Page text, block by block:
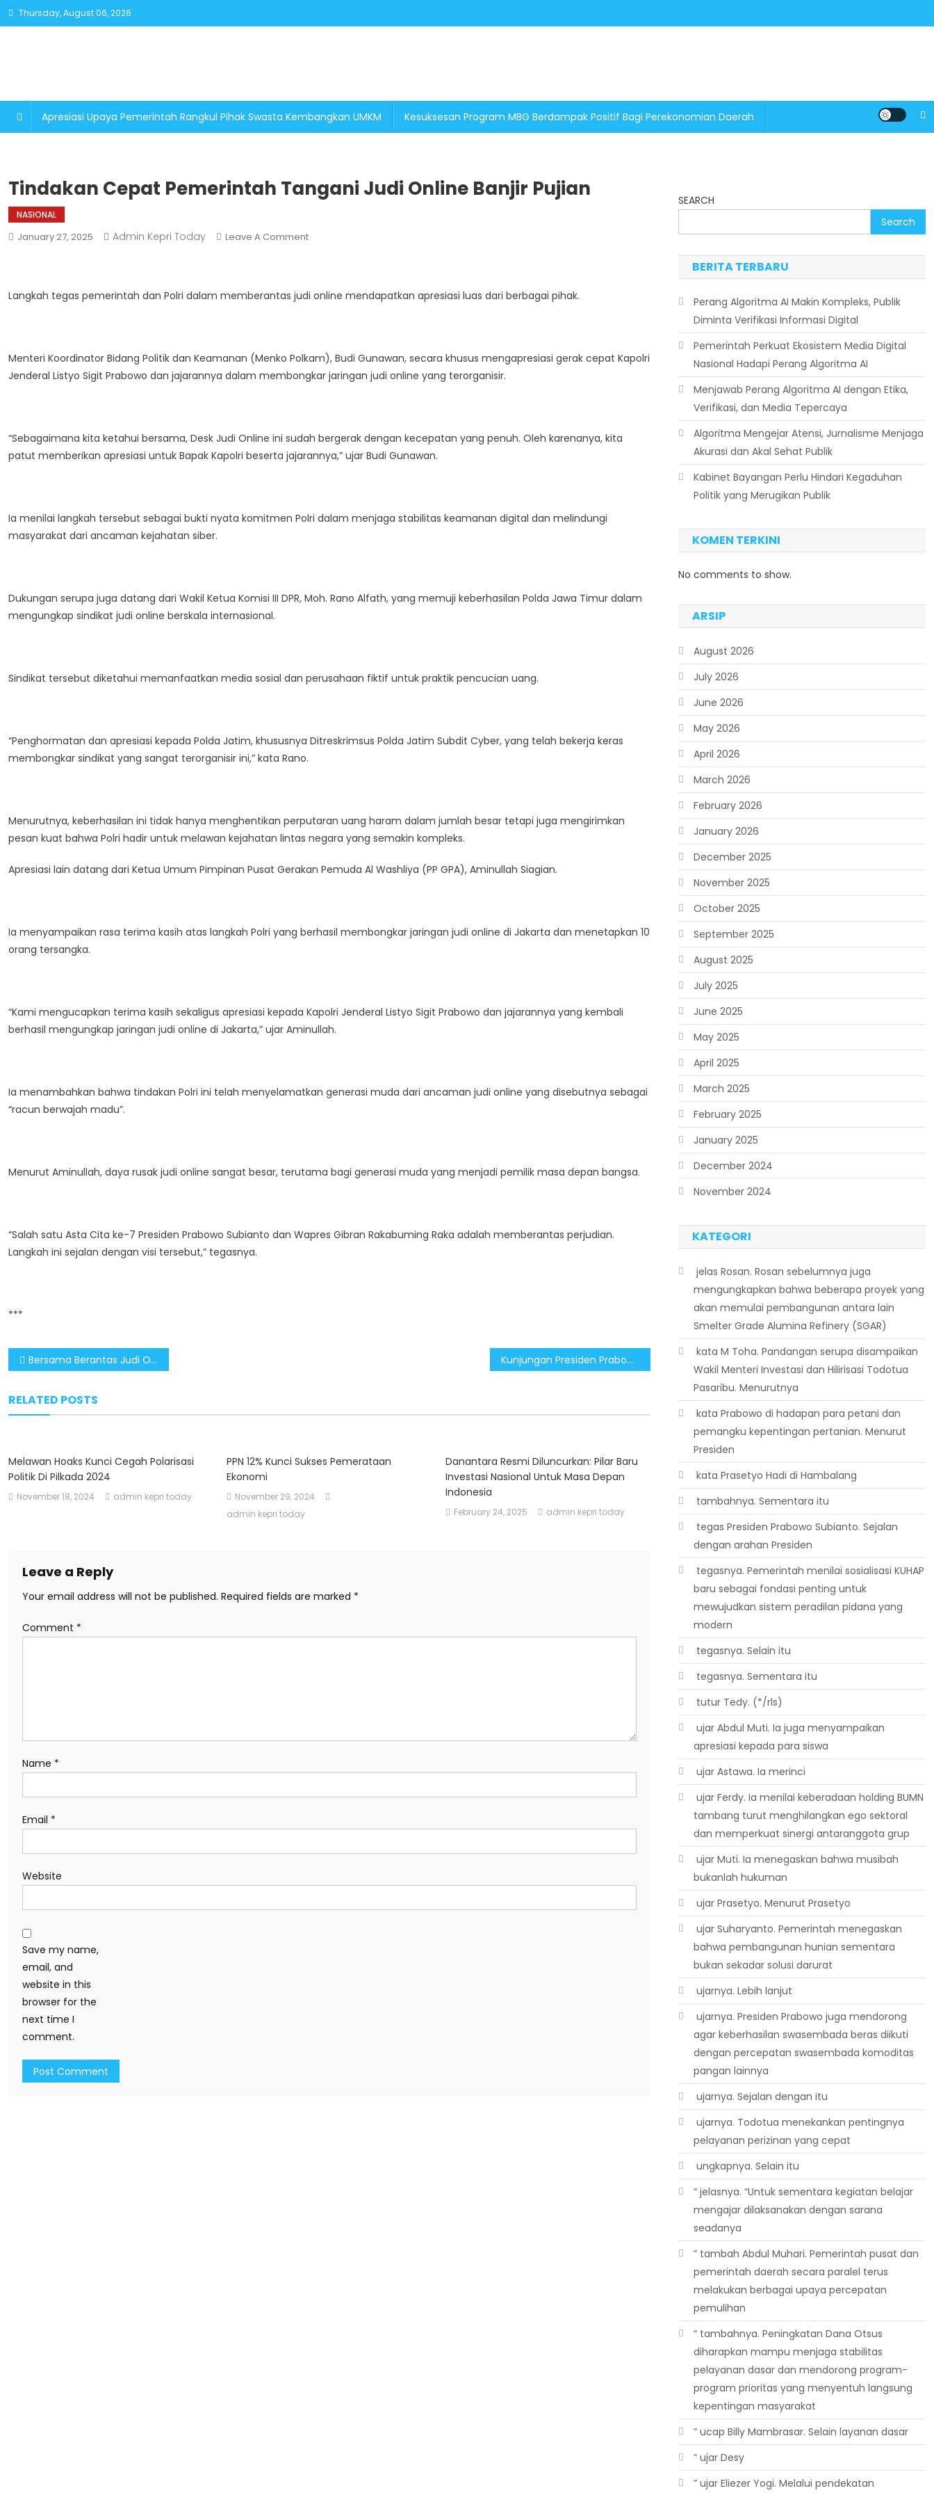
Skip
to
Thursday, August 06, 2026
Apresiasi Upaya Pemerintah Rangkul Pihak Swasta Kembangkan UMKM Kesuksesan Program MBG Berdampak Positif Bagi Perekonomian Daerah
Tindakan Cepat Pemerintah Tangani Judi Online Banjir Pujian
NASIONAL
January 27, 2025 Admin Kepri Today Leave A CommentOn
Tangani
Pujian
Langkah tegas pemerintah dan Polri dalam memberantas judi online mendapatkan apresiasi luas dari berbagai pihak.
Menteri Koordinator Bidang Politik dan Keamanan (Menko Polkam), Budi Gunawan, secara khusus mengapresiasi gerak cepat Kapolri
Jenderal Listyo Sigit Prabowo dan jajarannya dalam membongkar jaringan judi online yang terorganisir.
“Sebagaimana kita ketahui bersama, Desk Judi Online ini sudah bergerak dengan kecepatan yang penuh. Oleh karenanya, kita
patut memberikan apresiasi untuk Bapak Kapolri beserta jajarannya,” ujar Budi Gunawan.
Ia menilai langkah tersebut sebagai bukti nyata komitmen Polri dalam menjaga stabilitas keamanan digital dan melindungi
masyarakat dari ancaman kejahatan siber.
Dukungan serupa juga datang dari Wakil Ketua Komisi III DPR, Moh. Rano Alfath, yang memuji keberhasilan Polda Jawa Timur dalam
mengungkap sindikat judi online berskala internasional.
Sindikat tersebut diketahui memanfaatkan media sosial dan perusahaan fiktif untuk praktik pencucian uang.
“Penghormatan dan apresiasi kepada Polda Jatim, khususnya Ditreskrimsus Polda Jatim Subdit Cyber, yang telah bekerja keras
membongkar sindikat yang sangat terorganisir ini,” kata Rano.
Menurutnya, keberhasilan ini tidak hanya menghentikan perputaran uang haram dalam jumlah besar tetapi juga mengirimkan
pesan kuat bahwa Polri hadir untuk melawan kejahatan lintas negara yang semakin kompleks.
Apresiasi lain datang dari Ketua Umum Pimpinan Pusat Gerakan Pemuda Al Washliya (PP GPA), Aminullah Siagian.
Ia menyampaikan rasa terima kasih atas langkah Polri yang berhasil membongkar jaringan judi online di Jakarta dan menetapkan 10
orang tersangka.
“Kami mengucapkan terima kasih sekaligus apresiasi kepada Kapolri Jenderal Listyo Sigit Prabowo dan jajarannya yang kembali
berhasil mengungkap jaringan judi online di Jakarta,” ujar Aminullah.
Ia menambahkan bahwa tindakan Polri ini telah menyelamatkan generasi muda dari ancaman judi online yang disebutnya sebagai
“racun berwajah madu”.
Menurut Aminullah, daya rusak judi online sangat besar, terutama bagi generasi muda yang menjadi pemilik masa depan bangsa.
“Salah satu Asta Cita ke-7 Presiden Prabowo Subianto dan Wapres Gibran Rakabuming Raka adalah memberantas perjudian.
Langkah ini sejalan dengan visi tersebut,” tegasnya.
***
Post
Bersama Berantas Judi Online, Pemerintah Rangkul Berbagai Pihak Tingkatkan Pengawasan Konten Digital Kunjungan Presiden Prabowo ke India Hasilkan Berbagai Kesepakatan Strategis
RELATED POSTS
Melawan Hoaks Kunci Cegah Polarisasi
Politik Di Pilkada 2024
November 18, 2024 admin kepri today
PPN 12% Kunci Sukses Pemerataan
Ekonomi
November 29, 2024
admin kepri today
Danantara Resmi Diluncurkan: Pilar Baru
Investasi Nasional Untuk Masa Depan
Indonesia
February 24, 2025 admin kepri today
Leave a Reply
Your email address will not be published. Required fields are marked *
Comment *
Name *
Email *
Website
Save my name,
email, and
website in this
browser for the
next time I
comment.
SEARCH
Search
BERITA TERBARU
Perang Algoritma AI Makin Kompleks, Publik
Diminta Verifikasi Informasi Digital
Pemerintah Perkuat Ekosistem Media Digital
Nasional Hadapi Perang Algoritma AI
Menjawab Perang Algoritma AI dengan Etika,
Verifikasi, dan Media Tepercaya
Algoritma Mengejar Atensi, Jurnalisme Menjaga
Akurasi dan Akal Sehat Publik
Kabinet Bayangan Perlu Hindari Kegaduhan
Politik yang Merugikan Publik
KOMEN TERKINI
No comments to show.
ARSIP
August 2026
July 2026
June 2026
May 2026
April 2026
March 2026
February 2026
January 2026
December 2025
November 2025
October 2025
September 2025
August 2025
July 2025
June 2025
May 2025
April 2025
March 2025
February 2025
January 2025
December 2024
November 2024
KATEGORI
 jelas Rosan. Rosan sebelumnya juga
mengungkapkan bahwa beberapa proyek yang
akan memulai pembangunan antara lain
Smelter Grade Alumina Refinery (SGAR)
 kata M Toha. Pandangan serupa disampaikan
Wakil Menteri Investasi dan Hilirisasi Todotua
Pasaribu. Menurutnya
 kata Prabowo di hadapan para petani dan
pemangku kepentingan pertanian. Menurut
Presiden
 kata Prasetyo Hadi di Hambalang
 tambahnya. Sementara itu
 tegas Presiden Prabowo Subianto. Sejalan
dengan arahan Presiden
 tegasnya. Pemerintah menilai sosialisasi KUHAP
baru sebagai fondasi penting untuk
mewujudkan sistem peradilan pidana yang
modern
 tegasnya. Selain itu
 tegasnya. Sementara itu
 tutur Tedy. (*/rls)
 ujar Abdul Muti. Ia juga menyampaikan
apresiasi kepada para siswa
 ujar Astawa. Ia merinci
 ujar Ferdy. Ia menilai keberadaan holding BUMN
tambang turut menghilangkan ego sektoral
dan memperkuat sinergi antaranggota grup
 ujar Muti. Ia menegaskan bahwa musibah
bukanlah hukuman
 ujar Prasetyo. Menurut Prasetyo
 ujar Suharyanto. Pemerintah menegaskan
bahwa pembangunan hunian sementara
bukan sekadar solusi darurat
 ujarnya. Lebih lanjut
 ujarnya. Presiden Prabowo juga mendorong
agar keberhasilan swasembada beras diikuti
dengan percepatan swasembada komoditas
pangan lainnya
 ujarnya. Sejalan dengan itu
 ujarnya. Todotua menekankan pentingnya
pelayanan perizinan yang cepat
 ungkapnya. Selain itu
” jelasnya. “Untuk sementara kegiatan belajar
mengajar dilaksanakan dengan sarana
seadanya
” tambah Abdul Muhari. Pemerintah pusat dan
pemerintah daerah secara paralel terus
melakukan berbagai upaya percepatan
pemulihan
” tambahnya. Peningkatan Dana Otsus
diharapkan mampu menjaga stabilitas
pelayanan dasar dan mendorong program-
program prioritas yang menyentuh langsung
kepentingan masyarakat
” ucap Billy Mambrasar. Selain layanan dasar
” ujar Desy
” ujar Eliezer Yogi. Melalui pendekatan